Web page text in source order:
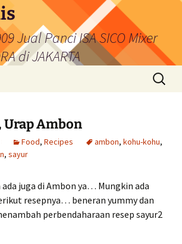
Jual Panci ISA SICO Mixer
di JAKARTA
Search
for:
Ambon
Food, Recipes ambon, kohu-kohu,
, sayur
juga di Ambon ya… Mungkin ada
resepnya… beneran yummy dan
perbendaharaan resep sayur2